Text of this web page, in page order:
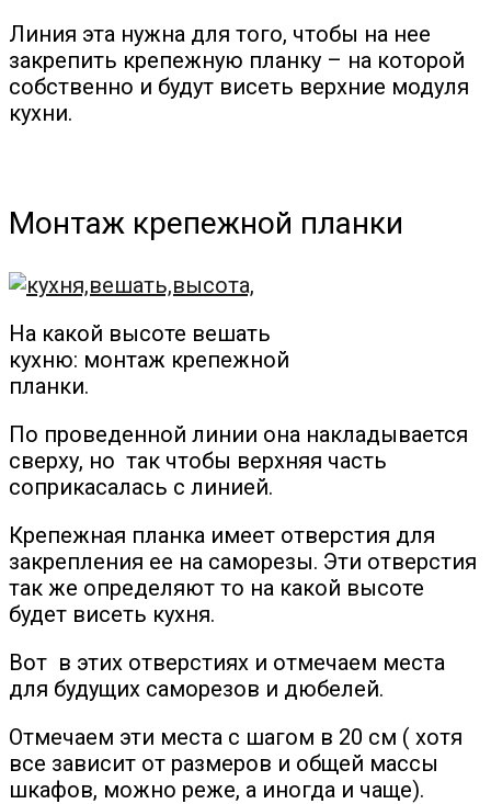
Линия эта нужна для того, чтобы на нее
закрепить крепежную планку – на которой
собственно и будут висеть верхние модуля
кухни.
Монтаж крепежной планки
На какой высоте вешать
кухню: монтаж крепежной
планки.
По проведенной линии она накладывается
сверху, но так чтобы верхняя часть
соприкасалась с линией.
Крепежная планка имеет отверстия для
закрепления ее на саморезы. Эти отверстия
так же определяют то на какой высоте
будет висеть кухня.
Вот в этих отверстиях и отмечаем места
для будущих саморезов и дюбелей.
Отмечаем эти места с шагом в 20 см ( хотя
все зависит от размеров и общей массы
шкафов, можно реже, а иногда и чаще).